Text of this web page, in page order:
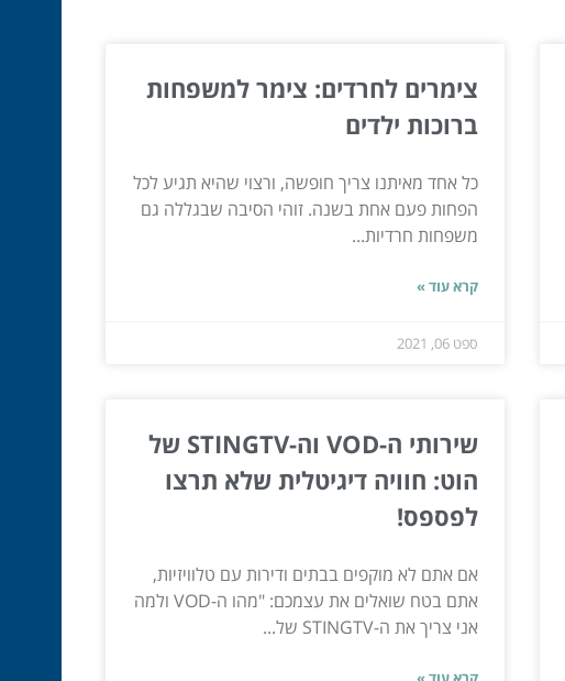
צימרים לחרדים: צימר למשפחות
ברוכות ילדים
כל אחד מאיתנו צריך חופשה, ורצוי שהיא תגיע לכל
הפחות פעם אחת בשנה. זוהי הסיבה שבגללה גם
משפחות חרדיות...
קרא עוד »
ספט 06, 2021
שירותי ה-VOD וה-STINGTV של
הוט: חוויה דיגיטלית שלא תרצו
לפספס!
אם אתם לא מוקפים בבתים ודירות עם טלוויזיות,
אתם בטח שואלים את עצמכם: "מהו ה-VOD ולמה
אני צריך את ה-STINGTV של...